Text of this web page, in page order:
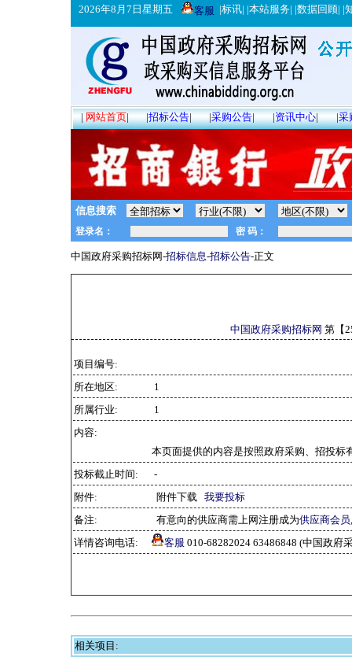
2026年8月7日星期五 客服 |标讯| |本站服务| |数据回顾| |
|网站首页| |招标公告| |采购公告| |资讯中心| |采
信息搜索
中国政府采购招标网-招标信息-招标公告-正文
中国政府采购招标网 第【
项目编号:
所在地区:
1
所属行业:
1
内容:
本页面提供的内容是按照政府采购、招投标
投标截止时间:
-
附件:
附件下载 我要投标
备注:
有意向的供应商需上网注册成为供应商会员
详情咨询电话:
客服 010-68282024 63486848 (中国政府
相关项目: